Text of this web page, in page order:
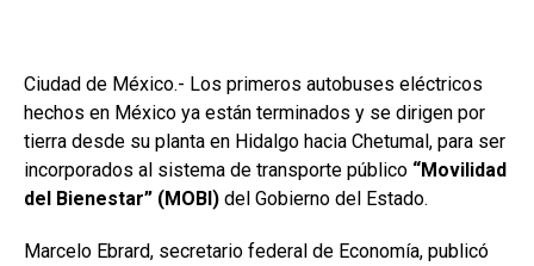
Ciudad de México.- Los primeros autobuses eléctricos
hechos en México ya están terminados y se dirigen por
tierra desde su planta en Hidalgo hacia Chetumal, para ser
incorporados al sistema de transporte público “Movilidad
del Bienestar” (MOBI) del Gobierno del Estado.
Marcelo Ebrard, secretario federal de Economía, publicó